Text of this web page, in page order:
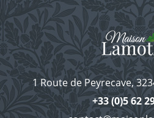
1 Route de Peyrecave,
+33 (0)5 62